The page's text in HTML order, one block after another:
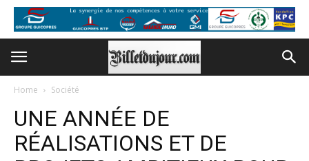
Home Société
UNE ANNÉE DE
RÉALISATIONS ET DE